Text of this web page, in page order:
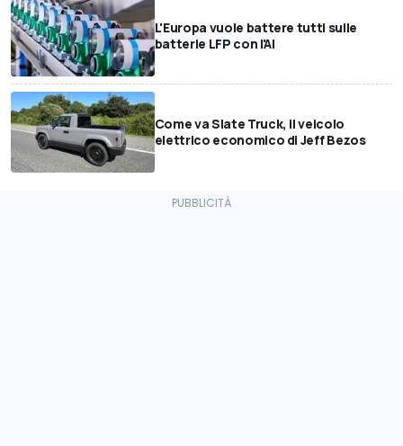
L'Europa vuole battere tutti sulle
batterie LFP con l'AI
Come va Slate Truck, il veicolo
elettrico economico di Jeff Bezos